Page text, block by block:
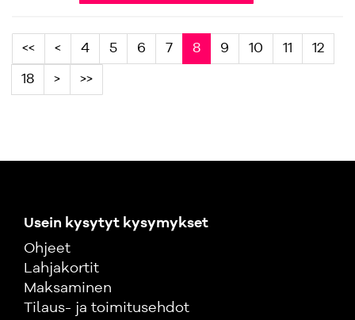
<< < 4 5 6 7 8 9 10 11 12
18 > >>
Usein kysytyt kysymykset
Ohjeet
Lahjakortit
Maksaminen
Tilaus- ja toimitusehdot